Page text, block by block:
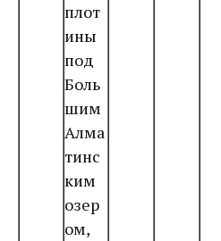
плот
ины
под
Боль
шим
Алма
тинс
ким
озер
ом,